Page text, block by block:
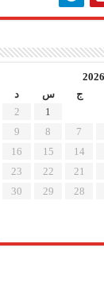
ج س
د
1
2
7
8
9
14
15
16
21
22
23
28
29
30